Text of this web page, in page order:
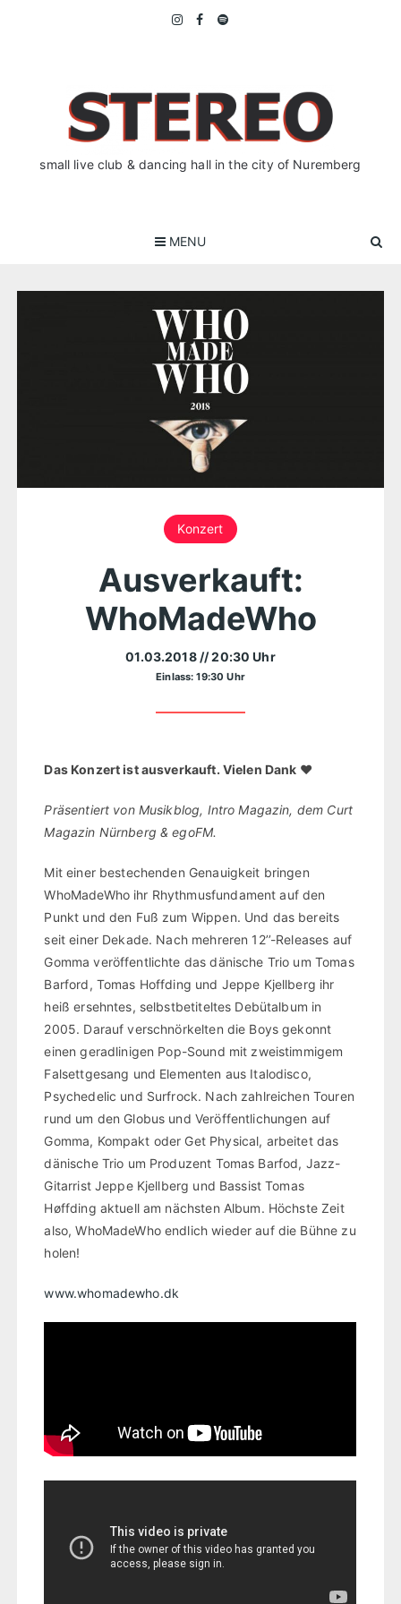
small live club & dancing hall in the city of Nuremberg
MENU
Konzert
Ausverkauft:
WhoMadeWho
01.03.2018// 20:30 Uhr
Einlass: 19:30 Uhr
Das Konzert ist ausverkauft. Vielen Dank ❤
Präsentiert von Musikblog, Intro Magazin, dem Curt
Magazin Nürnberg & egoFM.
Mit einer bestechenden Genauigkeit bringen
WhoMadeWho ihr Rhythmusfundament auf den
Punkt und den Fuß zum Wippen. Und das bereits
seit einer Dekade. Nach mehreren 12’’-Releases auf
Gomma veröffentlichte das dänische Trio um Tomas
Barford, Tomas Hoffding und Jeppe Kjellberg ihr
heiß ersehntes, selbstbetiteltes Debütalbum in
2005. Darauf verschnörkelten die Boys gekonnt
einen geradlinigen Pop-Sound mit zweistimmigem
Falsettgesang und Elementen aus Italodisco,
Psychedelic und Surfrock. Nach zahlreichen Touren
rund um den Globus und Veröffentlichungen auf
Gomma, Kompakt oder Get Physical, arbeitet das
dänische Trio um Produzent Tomas Barfod, Jazz-
Gitarrist Jeppe Kjellberg und Bassist Tomas
Høffding aktuell am nächsten Album. Höchste Zeit
also, WhoMadeWho endlich wieder auf die Bühne zu
holen!
www.whomadewho.dk